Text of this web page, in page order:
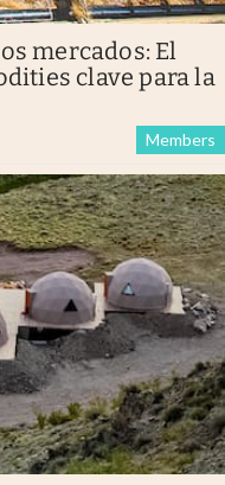
mercados: El
clave para la
Members